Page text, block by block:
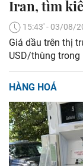
Iran, tìm
15:43' - 03/08/
Giá dầu trên thị
USD/thùng trong
HÀNG HOÁ